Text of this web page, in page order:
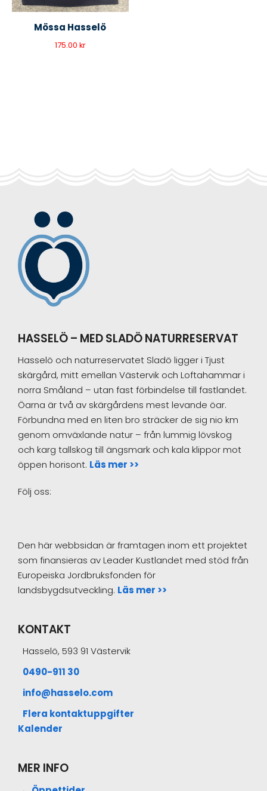
Mössa Hasselö
175.00 kr
Footer
HASSELÖ – MED SLADÖ NATURRESERVAT
Hasselö och naturreservatet Sladö ligger i Tjust
skärgård, mitt emellan Västervik och Loftahammar i
norra Småland – utan fast förbindelse till fastlandet.
Öarna är två av skärgårdens mest levande öar.
Förbundna med en liten bro sträcker de sig nio km
genom omväxlande natur – från lummig lövskog
och karg tallskog till ängsmark och kala klippor mot
öppen horisont. Läs mer >>
Följ oss:
Den här webbsidan är framtagen inom ett projektet
som finansieras av Leader Kustlandet med stöd från
Europeiska Jordbruksfonden för
landsbygdsutveckling. Läs mer >>
KONTAKT
Hasselö, 593 91 Västervik
0490-911 30
info@hasselo.com
Flera kontaktuppgifter
Kalender
MER INFO